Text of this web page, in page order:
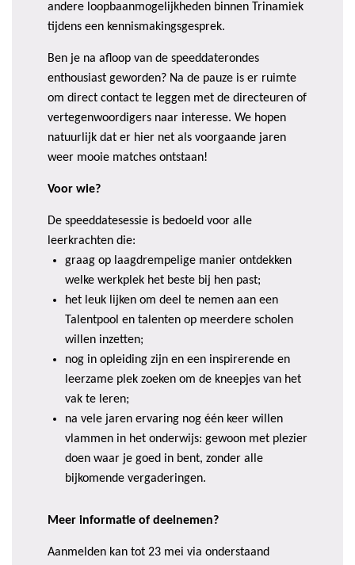
andere loopbaanmogelijkheden binnen Trinamiek
tijdens een kennismakingsgesprek.
Ben je na afloop van de speeddaterondes
enthousiast geworden? Na de pauze is er ruimte
om direct contact te leggen met de directeuren of
vertegenwoordigers naar interesse. We hopen
natuurlijk dat er hier net als voorgaande jaren
weer mooie matches ontstaan!
Voor wie?
De speeddatesessie is bedoeld voor alle
leerkrachten die:
graag op laagdrempelige manier ontdekken
welke werkplek het beste bij hen past;
het leuk lijken om deel te nemen aan een
Talentpool en talenten op meerdere scholen
willen inzetten;
nog in opleiding zijn en een inspirerende en
leerzame plek zoeken om de kneepjes van het
vak te leren;
na vele jaren ervaring nog één keer willen
vlammen in het onderwijs: gewoon met plezier
doen waar je goed in bent, zonder alle
bijkomende vergaderingen.
Meer informatie of deelnemen?
Aanmelden kan tot 23 mei via onderstaand